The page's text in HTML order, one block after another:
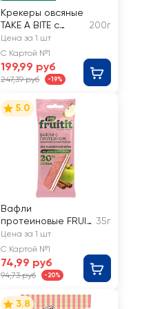
Крекеры овсяные
TAKE A BITE с
кунжутом и чиа
200г
Цена за 1 шт
С Картой №1
199,99 руб
247,39 руб -19%
5.0
Вафли
протеиновые FRUIT
IT Pro, со вкусом
яблоко-корица
35г
Цена за 1 шт
С Картой №1
74,99 руб
94,73 руб -20%
3.8